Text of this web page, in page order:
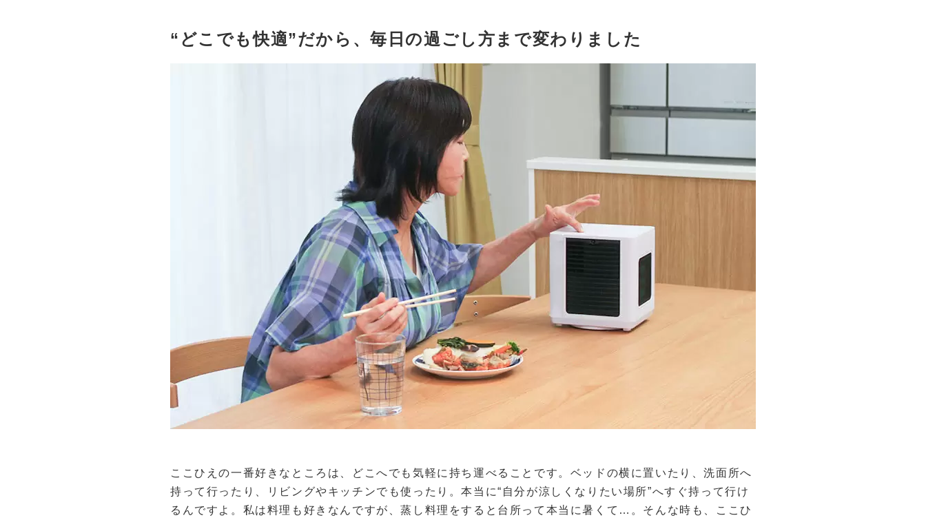
“どこでも快適”だから、毎日の過ごし方まで変わりました
ここひえの一番好きなところは、どこへでも気軽に持ち運べることです。ベッドの横に置いたり、洗面所へ
持って行ったり、リビングやキッチンでも使ったり。本当に“自分が涼しくなりたい場所”へすぐ持って行け
るんですよ。私は料理も好きなんですが、蒸し料理をすると台所って本当に暑くて…。そんな時も、ここひ